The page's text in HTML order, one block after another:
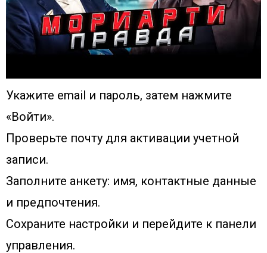
Укажите email и пароль, затем нажмите
«Войти».
Проверьте почту для активации учетной
записи.
Заполните анкету: имя, контактные данные
и предпочтения.
Сохраните настройки и перейдите к панели
управления.